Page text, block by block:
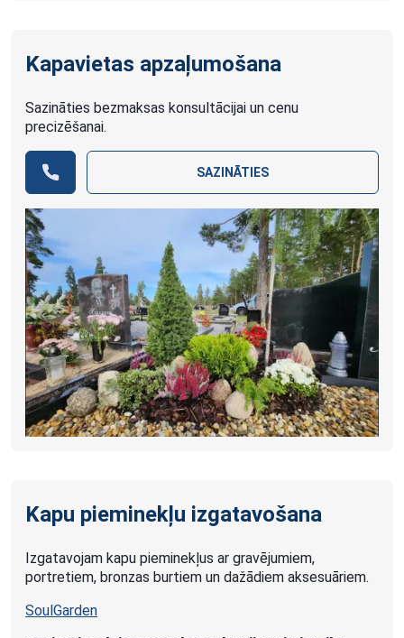
Kapavietas apzaļumošana
Sazināties bezmaksas konsultācijai un cenu
precizēšanai.
SAZINĀTIES
Kapu pieminekļu izgatavošana
Izgatavojam kapu pieminekļus ar gravējumiem,
portretiem, bronzas burtiem un dažādiem aksesuāriem.
SoulGarden